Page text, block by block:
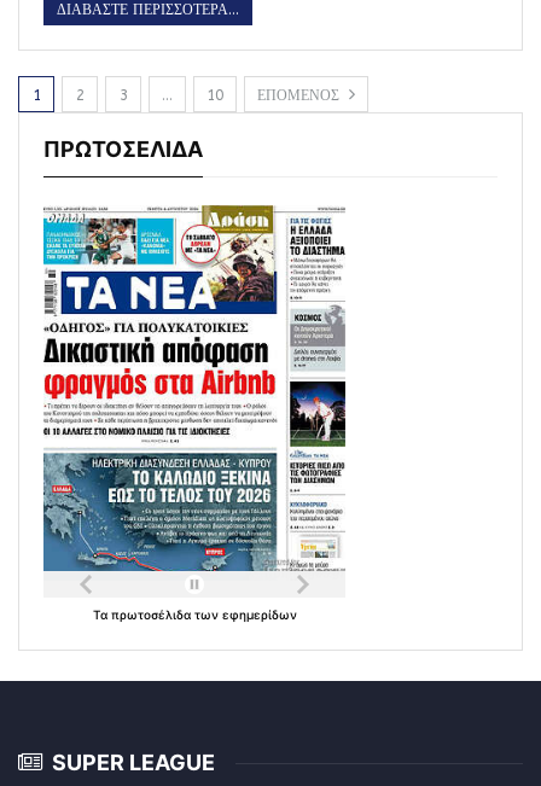
ΔΙΑΒΑΣΤΕ ΠΕΡΙΣΣΟΤΕΡΑ...
1 2 3 … 10 ΕΠΟΜΕΝΟΣ
ΠΡΩΤΟΣΕΛΙΔΑ
Τα πρωτοσέλιδα των εφημερίδων
SUPER LEAGUE